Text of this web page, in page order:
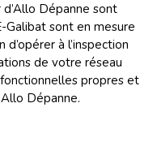
Dépanne sont
sont en mesure
à l’inspection
de votre réseau
fonctionnelles propres et
Dépanne.